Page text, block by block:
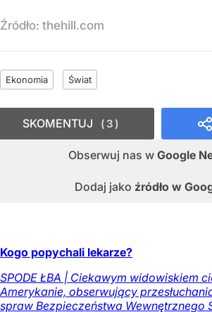
Źródło: thehill.com
Ekonomia Świat
Obserwuj nas w Google
Dodaj jako źródło w
SKOMENTUJ 3
Kogo popychali lekarze?
SPODE ŁBA | Ciekawym widowiskiem
Amerykanie, obserwujący
spraw Bezpieczeństwa Wewnętrznego